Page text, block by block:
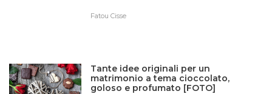
Fatou Cisse
Tante idee originali per un
matrimonio a tema cioccolato,
goloso e profumato [FOTO]